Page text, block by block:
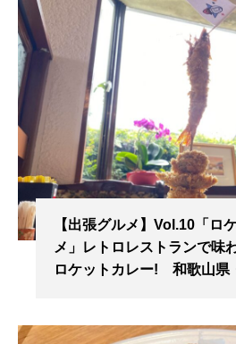
【出張グルメ】Vol.10「ロ
メ」レトロレストランで味
ロケットカレー! 和歌山県